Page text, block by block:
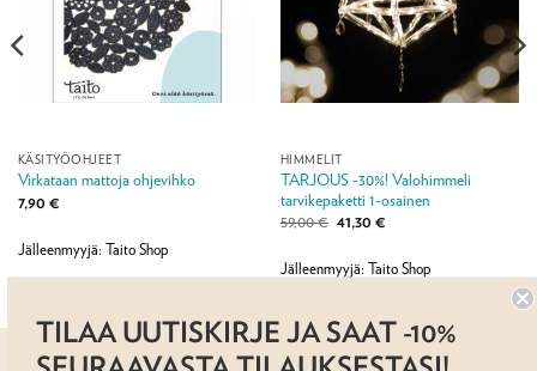
KÄSITYÖOHJEET
Virkataan mattoja ohjevihko
7,90 €
Jälleenmyyjä: Taito Shop
HIMMELIT
TARJOUS -30%! Valohimmeli
tarvikepaketti 1-osainen
59,00€ Alkuperäinen
hinta
59,00 €.
41,30 €Nykyinen
41,30 €.
Jälleenmyyjä: Taito Shop
TILAA UUTISKIRJE JA SAAT -10%